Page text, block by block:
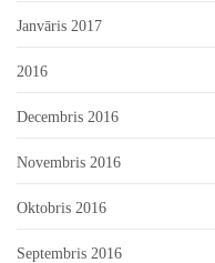
Janvāris 2017
2016
Decembris 2016
Novembris 2016
Oktobris 2016
Septembris 2016